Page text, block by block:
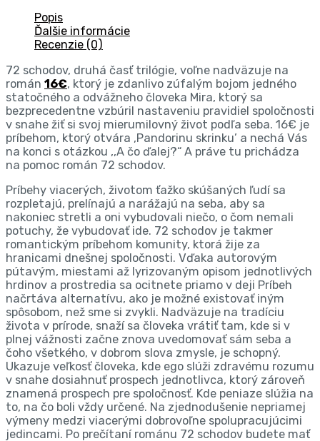
Popis
Ďalšie informácie
Recenzie (0)
72 schodov, druhá časť trilógie, voľne nadväzuje na
román 16€, ktorý je zdanlivo zúfalým bojom jedného
statočného a odvážneho človeka Mira, ktorý sa
bezprecedentne vzbúril nastaveniu pravidiel spoločnosti
v snahe žiť si svoj mierumilovný život podľa seba. 16€ je
príbehom, ktorý otvára ,Pandorinu skrinku’ a nechá Vás
na konci s otázkou ,,A čo ďalej?“ A práve tu prichádza
na pomoc román 72 schodov.
Príbehy viacerých, životom ťažko skúšaných ľudí sa
rozpletajú, prelínajú a narážajú na seba, aby sa
nakoniec stretli a oni vybudovali niečo, o čom nemali
potuchy, že vybudovať ide. 72 schodov je takmer
romantickým príbehom komunity, ktorá žije za
hranicami dnešnej spoločnosti. Vďaka autorovým
pútavým, miestami až lyrizovaným opisom jednotlivých
hrdinov a prostredia sa ocitnete priamo v deji Príbeh
načrtáva alternatívu, ako je možné existovať iným
spôsobom, než sme si zvykli. Nadväzuje na tradíciu
života v prírode, snaží sa človeka vrátiť tam, kde si v
plnej vážnosti začne znova uvedomovať sám seba a
čoho všetkého, v dobrom slova zmysle, je schopný.
Ukazuje veľkosť človeka, kde ego slúži zdravému rozumu
v snahe dosiahnuť prospech jednotlivca, ktorý zároveň
znamená prospech pre spoločnosť. Kde peniaze slúžia na
to, na čo boli vždy určené. Na zjednodušenie nepriamej
výmeny medzi viacerými dobrovoľne spolupracujúcimi
jedincami. Po prečítaní románu 72 schodov budete mať